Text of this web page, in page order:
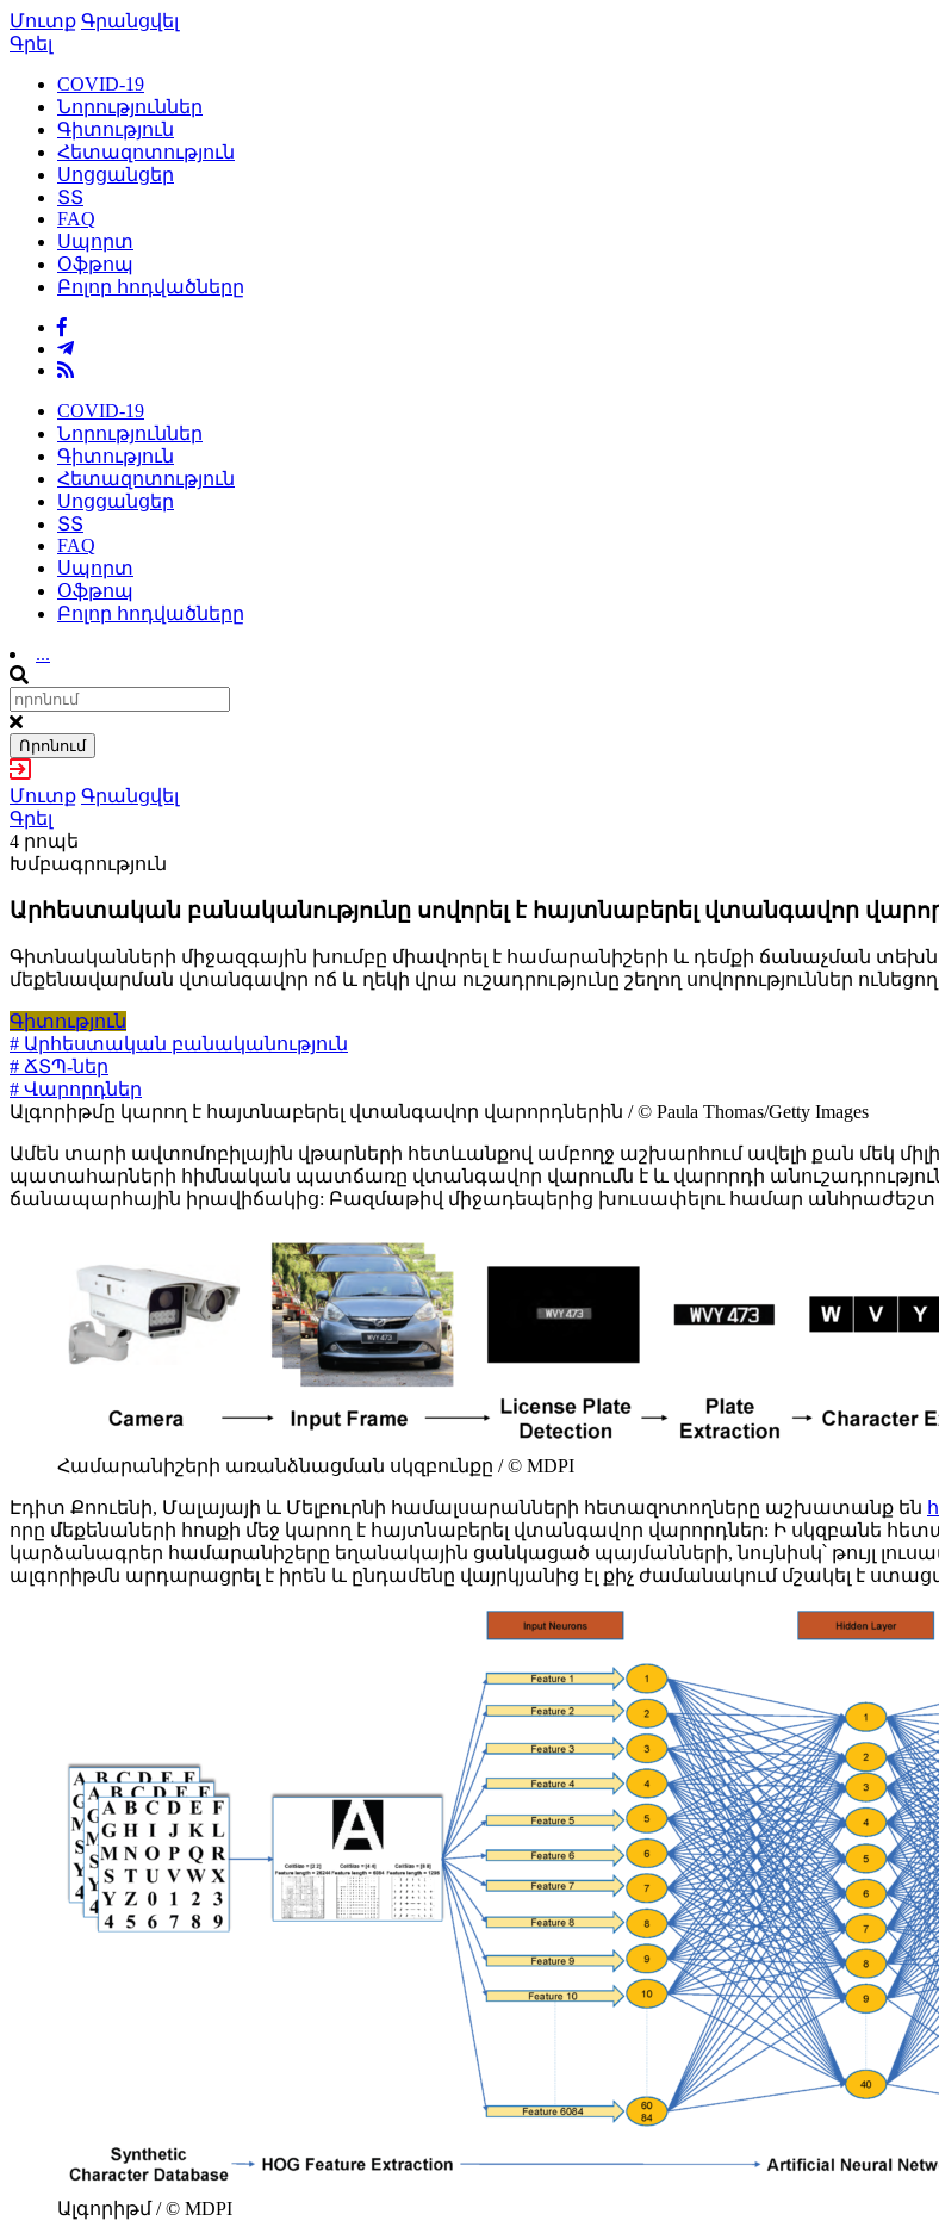
Մուտք Գրանցվել
Գրել
COVID-19
Նորություններ
Գիտություն
Հետազոտություն
Սոցցանցեր
ՏՏ
FAQ
Սպորտ
Օֆթոպ
Բոլոր հոդվածները
COVID-19
Նորություններ
Գիտություն
Հետազոտություն
Սոցցանցեր
ՏՏ
FAQ
Սպորտ
Օֆթոպ
Բոլոր հոդվածները
...
Որոնում
Մուտք Գրանցվել
Գրել
4 րոպե
Խմբագրություն
Արհեստական բանականությունը սովորել է հայտնաբերել վտանգավոր
Գիտնականների միջազգային խումբը միավորել է համարանիշերի և դեմքի ճանաչման
մեքենավարման վտանգավոր ոճ և ղեկի վրա ուշադրությունը շեղող սովորություններ
Գիտություն
# Արհեստական բանականություն
# ՃՏՊ-ներ
# Վարորդներ
Ալգորիթմը կարող է հայտնաբերել վտանգավոր վարորդներին / © Paula Thomas/Getty Images
Ամեն տարի ավտոմոբիլային վթարների հետևանքով ամբողջ աշխարհում ավելի քան մեկ
պատահարների հիմնական պատճառը վտանգավոր վարումն է և վարորդի
ճանապարհային իրավիճակից: Բազմաթիվ միջադեպերից խուսափելու համար անհրաժեշտ
Համարանիշերի առանձնացման սկզբունքը / © MDPI
Էդիտ Քոուենի, Մալայայի և Մելբուրնի համալսարանների հետազոտողները աշխատանք են
որը մեքենաների հոսքի մեջ կարող է հայտնաբերել վտանգավոր վարորդներ: Ի սկզբանե
կարձանագրեր համարանիշերը եղանակային ցանկացած պայմանների, նույնիսկ՝ թույլ
ալգորիթմն արդարացրել է իրեն և ընդամենը վայրկյանից էլ քիչ ժամանակում մշակել է
Ալգորիթմ / © MDPI